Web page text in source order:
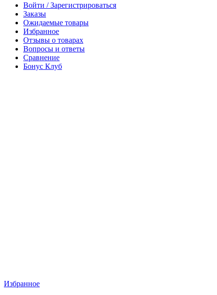
Войти / Зарегистрироваться
Заказы
Ожидаемые товары
Избранное
Отзывы о товарах
Вопросы и ответы
Сравнение
Бонус Клуб
Избранное